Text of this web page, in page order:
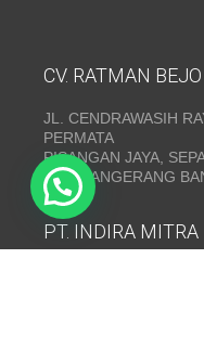
CV. RATMAN BEJO
JL. CENDRAWASIH
PERMATA
PISANGAN JAYA,
KAB. TANGERANG
PT. INDIRA MITRA